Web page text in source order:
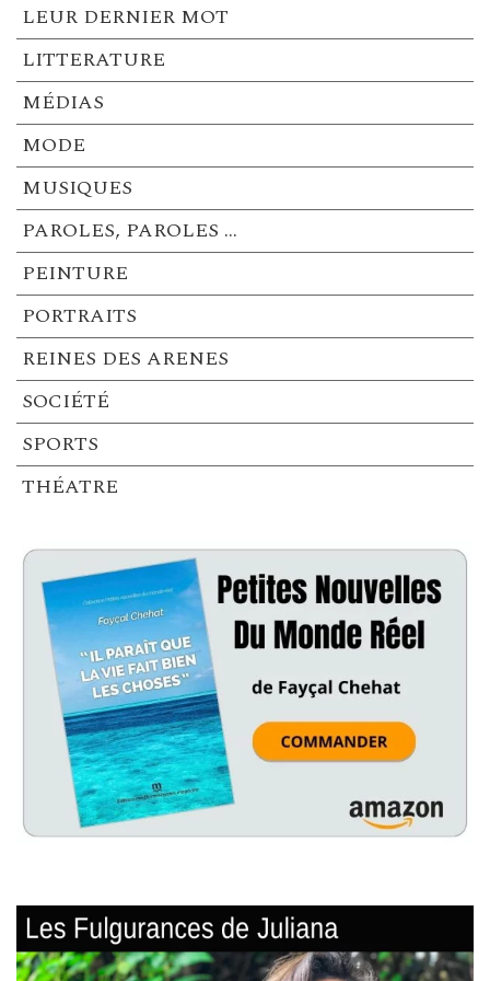
LEUR DERNIER MOT
LITTERATURE
MÉDIAS
MODE
MUSIQUES
PAROLES, PAROLES …
PEINTURE
PORTRAITS
REINES DES ARENES
SOCIÉTÉ
SPORTS
THÉATRE